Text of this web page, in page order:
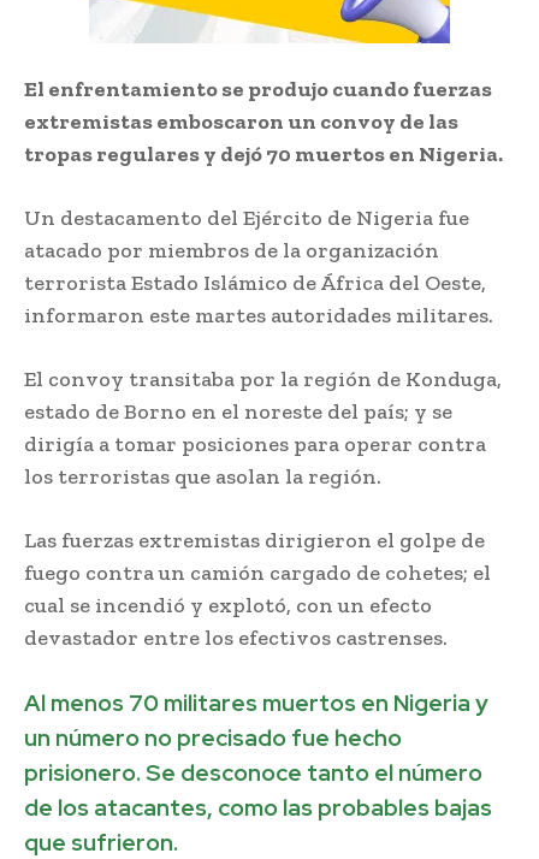
El enfrentamiento se produjo cuando fuerzas
extremistas emboscaron un convoy de las
tropas regulares y dejó 70 muertos en Nigeria.
Un destacamento del Ejército de Nigeria fue
atacado por miembros de la organización
terrorista Estado Islámico de África del Oeste,
informaron este martes autoridades militares.
El convoy transitaba por la región de Konduga,
estado de Borno en el noreste del país; y se
dirigía a tomar posiciones para operar contra
los terroristas que asolan la región.
Las fuerzas extremistas dirigieron el golpe de
fuego contra un camión cargado de cohetes; el
cual se incendió y explotó, con un efecto
devastador entre los efectivos castrenses.
Al menos 70 militares muertos en Nigeria y
un número no precisado fue hecho
prisionero. Se desconoce tanto el número
de los atacantes, como las probables bajas
que sufrieron.